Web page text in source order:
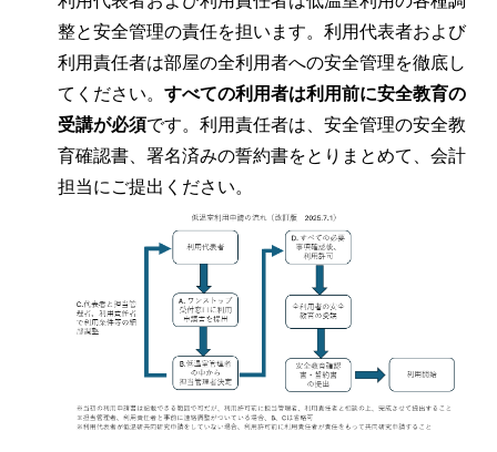
整と安全管理の責任を担います。利用代表者および
利用責任者は部屋の全利用者への安全管理を徹底し
てください。すべての利用者は利用前に安全教育の
受講が必須です。利用責任者は、安全管理の安全教
育確認書、署名済みの誓約書をとりまとめて、会計
担当にご提出ください。